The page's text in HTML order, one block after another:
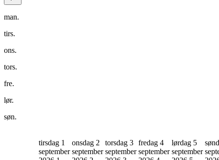
man.
tirs.
ons.
tors.
fre.
lør.
søn.
tirsdag 1
september
onsdag 2
september
torsdag 3
september
fredag 4
september
lørdag 5
september